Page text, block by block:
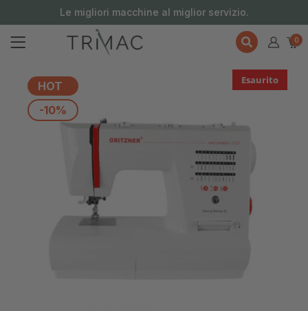
Le migliori macchine al miglior servizio.
0
HOT
-10%
Esaurito